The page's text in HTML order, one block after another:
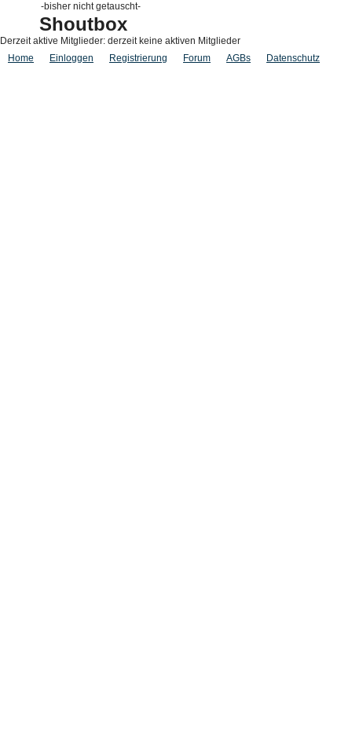
-bisher nicht getauscht-
Shoutbox
Derzeit aktive Mitglieder: derzeit keine aktiven Mitglieder
Home
Einloggen Registrierung Forum AGBs Datenschutz